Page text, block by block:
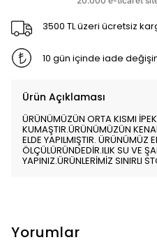
3500 TL üzeri ücretsiz
10 gün içinde iade
Ürün Açıklaması
ÜRÜNÜMÜZÜN ORTA KISMI
KUMAŞTIR.ÜRÜNÜMÜZÜN
ELDE YAPILMIŞTIR. ÜRÜNÜMÜZ
ÖLÇÜLÜRÜNDEDİR.ILIK SU VE
YAPINIZ.ÜRÜNLERİMİZ SINIRLI
Yorumlar